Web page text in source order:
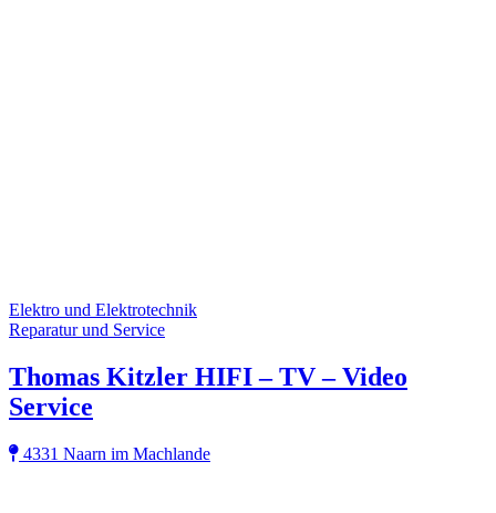
Elektro und Elektrotechnik
Reparatur und Service
Thomas Kitzler HIFI – TV – Video
Service
4331 Naarn im Machlande